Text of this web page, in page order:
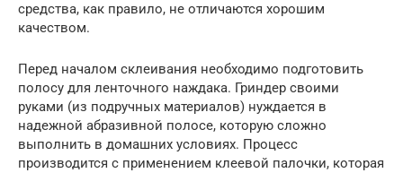
средства, как правило, не отличаются хорошим
качеством.
Перед началом склеивания необходимо подготовить
полосу для ленточного наждака. Гриндер своими
руками (из подручных материалов) нуждается в
надежной абразивной полосе, которую сложно
выполнить в домашних условиях. Процесс
производится с применением клеевой палочки, которая